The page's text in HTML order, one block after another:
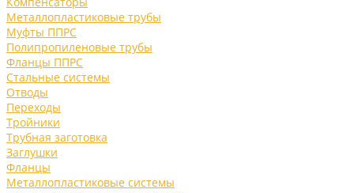
Металлопластиковые трубы
Муфты ППРС
Полипропиленовые трубы
Фланцы ППРС
Стальные системы
Отводы
Переходы
Тройники
Трубная заготовка
Заглушки
Фланцы
Металлопластиковые системы